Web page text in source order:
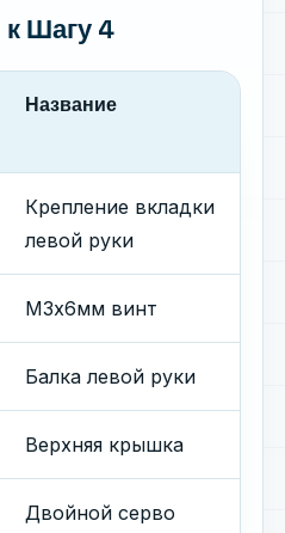
к Шагу 4
Название
Крепление вкладки
левой руки
М3х6мм винт
Балка левой руки
Верхняя крышка
Двойной серво